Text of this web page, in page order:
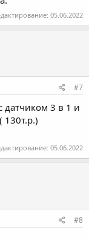
05.06.2022
#7
датчиком 3 в 1 и
130т.р.)
05.06.2022
#8